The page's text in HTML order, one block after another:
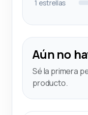
1 estrellas
Aún no
Sé la primera
producto.